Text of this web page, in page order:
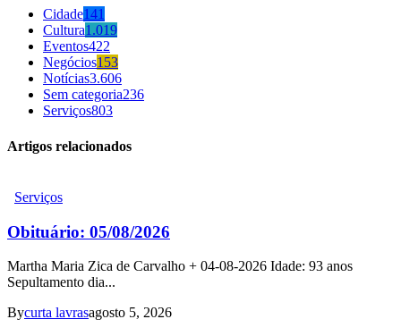
Cidade141
Cultura1.019
Eventos422
Negócios153
Notícias3.606
Sem categoria236
Serviços803
Artigos relacionados
Serviços
Obituário: 05/08/2026
Martha Maria Zica de Carvalho + 04-08-2026 Idade: 93 anos
Sepultamento dia...
Bycurta lavrasagosto 5, 2026